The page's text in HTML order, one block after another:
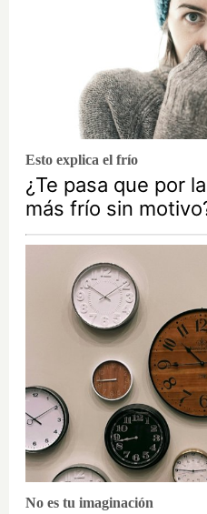
Esto explica el frío
¿Te pasa que por
más frío sin
No es tu imaginación